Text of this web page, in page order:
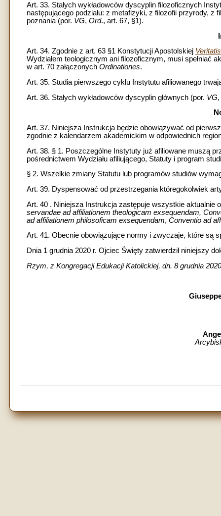
Art. 33. Stałych wykładowców dyscyplin filozoficznych
następującego podziału: z metafizyki, z filozofii przyrody, z
poznania (por. VG, Ord., art. 67, §1).
Art. 34. Zgodnie z art. 63 §1 Konstytucji Apostolskiej
Wydziałem teologicznym ani filozoficznym, musi spełniać
w art. 70 załączonych Ordinationes.
Art. 35. Studia pierwszego cyklu Instytutu afiliowanego
Art. 36. Stałych wykładowców dyscyplin głównych (por. VG,
Art. 37. Niniejsza Instrukcja będzie obowiązywać od
zgodnie z kalendarzem akademickim w odpowiednich
Art. 38. § 1. Poszczególne Instytuty już afiliowane muszą
pośrednictwem Wydziału afiliującego, Statuty i program
§ 2. Wszelkie zmiany Statutu lub programów studiów
Art. 39. Dyspensować od przestrzegania któregokolwiek
Art. 40 . Niniejsza Instrukcja zastępuje wszystkie aktualnie
servandae ad affiliationem theologicam exsequendam,
ad affiliationem philosoficam exsequendam, Conventio ad
Art. 41. Obecnie obowiązujące normy i zwyczaje, które są
Dnia 1 grudnia 2020 r. Ojciec Święty zatwierdził niniejszy
Rzym, z Kongregacji Edukacji Katolickiej, dn. 8 grudnia